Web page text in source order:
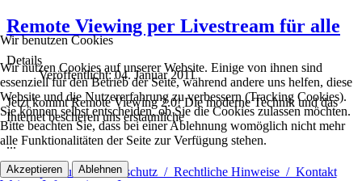
Remote Viewing per Livestream für alle
Details
Veröffentlicht: 04. Januar 2011
Jetzt kommt Remote Viewing 2.0! Die moderne Technik und das
Internet bescheren uns erstaunliche
...
Impressum / Datenschutz / Rechtliche Hinweise / Kontakt
Wir benutzen Cookies
Wir nutzen Cookies auf unserer Website. Einige von ihnen sind
essenziell für den Betrieb der Seite, während andere uns helfen, diese
Website und die Nutzererfahrung zu verbessern (Tracking Cookies).
Sie können selbst entscheiden, ob Sie die Cookies zulassen möchten.
Bitte beachten Sie, dass bei einer Ablehnung womöglich nicht mehr
alle Funktionalitäten der Seite zur Verfügung stehen.
Akzeptieren Ablehnen